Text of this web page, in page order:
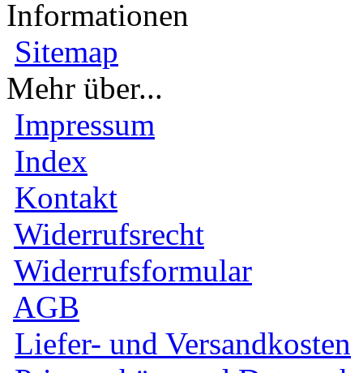
Informationen
Sitemap
Mehr über...
Impressum
Index
Kontakt
Widerrufsrecht
Widerrufsformular
AGB
Liefer- und Versandkosten